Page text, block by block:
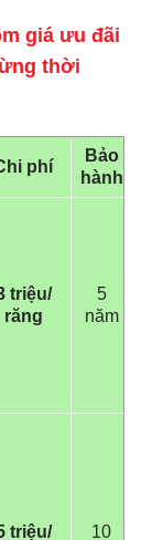
giá ưu đãi
thời
phí
Bảo
hành
triệu/
răng
5
năm
triệu/ 10